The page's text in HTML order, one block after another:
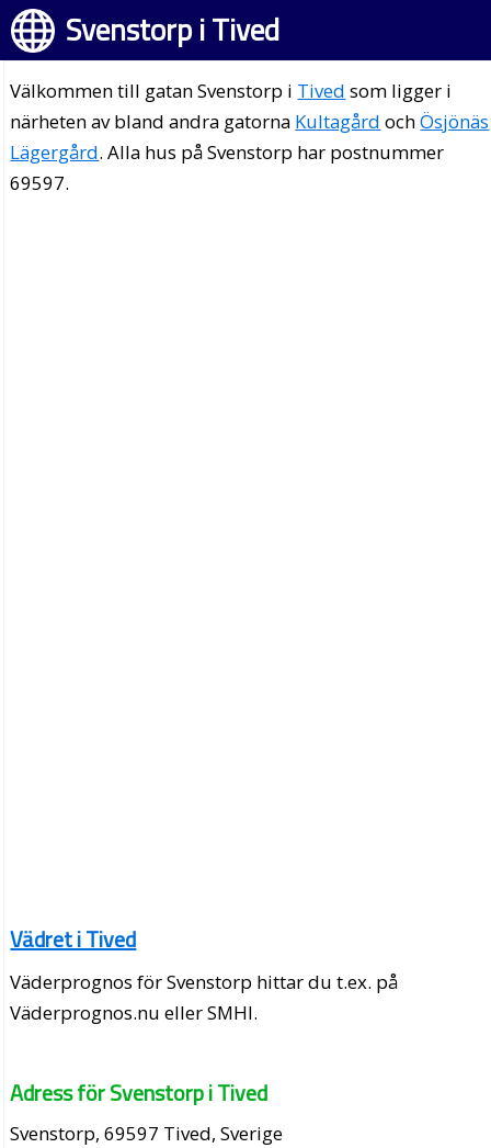
Svenstorp i Tived
Välkommen till gatan Svenstorp i Tived som ligger i
närheten av bland andra gatorna Kultagård ochÖsjönäs
Lägergård. Alla hus på Svenstorp har postnummer
69597.
Vädret i Tived
Väderprognos för Svenstorp hittar du t.ex. på
Väderprognos.nu eller SMHI.
Adress för Svenstorp i Tived
Svenstorp, 69597 Tived, Sverige